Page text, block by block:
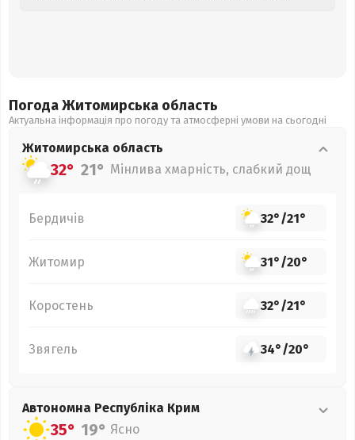
Погода Житомирська область
Актуальна інформація про погоду та атмосферні умови на сьогодні
Житомирська область
32° 21° Мінлива хмарність, слабкий дощ
Бердичів 32°/21°
Житомир 31°/20°
Коростень 32°/21°
Звягель 34°/20°
Автономна Республіка Крим
35° 19° Ясно